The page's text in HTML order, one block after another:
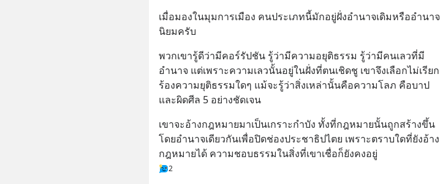
เมื่อมองในมุมการเมือง คนประเภทนี้มักอยู่ฝั่งอำนาจเดิมหรืออำนาจ
นิยมครับ
พวกเขารู้ดีว่ามีคอร์รัปชัน รู้ว่ามีความอยุติธรรม รู้ว่ามีคนเลวที่มี
อำนาจ แต่เพราะความเลวนั้นอยู่ในฝั่งที่ตนเชิดชู เขาจึงเลือกไม่เรียก
ร้องความยุติธรรมใดๆ แม้จะรู้ว่าสิ่งเหล่านั้นคือความโลภ คือบาป
และผิดศีล 5 อย่างชัดเจน
เขาจะอ้างกฎหมายมาเป็นเกราะกำบัง ทั้งที่กฎหมายนั้นถูกสร้างขึ้น
โดยอำนาจเดียวกันเพื่อปิดช่องประชาธิปไตย เพราะตราบใดที่ยังอ้าง
กฎหมายได้ ความชอบธรรมในสิ่งที่เขาเชื่อก็ยังคงอยู่
2